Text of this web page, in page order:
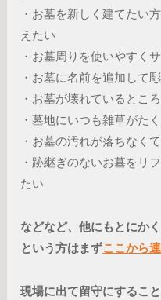
・お墓を新しく建てたい
えたい
・お墓周りを使いやすく
・お墓に名前を追加して
・お墓が壊れているとこ
・墓地にいつも雑草がた
・お墓の汚れが落ちなく
・跡継ぎのないお墓をリ
たい
などなど、他にもとにか
という方はまずここから
現場に出て留守にするこ